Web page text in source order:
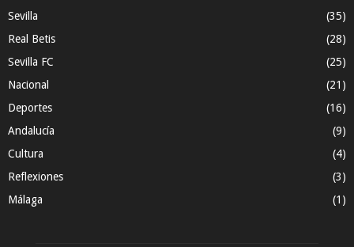
Sevilla
(35)
Real Betis
(28)
Sevilla FC
(25)
Nacional
(21)
Deportes
(16)
Andalucía
(9)
Cultura
(4)
Reflexiones
(3)
Málaga
(1)